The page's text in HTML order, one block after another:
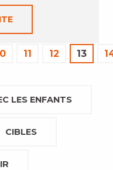
11 12 13
LES ENFANTS
CIBLES